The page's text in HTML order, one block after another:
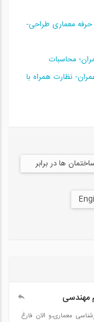
حرفه معماری طراحی-
محاسبات
نظارت همراه با
ها در برابر
مهندسی
معماری،و الان فارغ